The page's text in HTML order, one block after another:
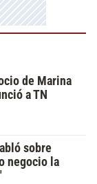
de Marina
a TN
sobre
negocio la